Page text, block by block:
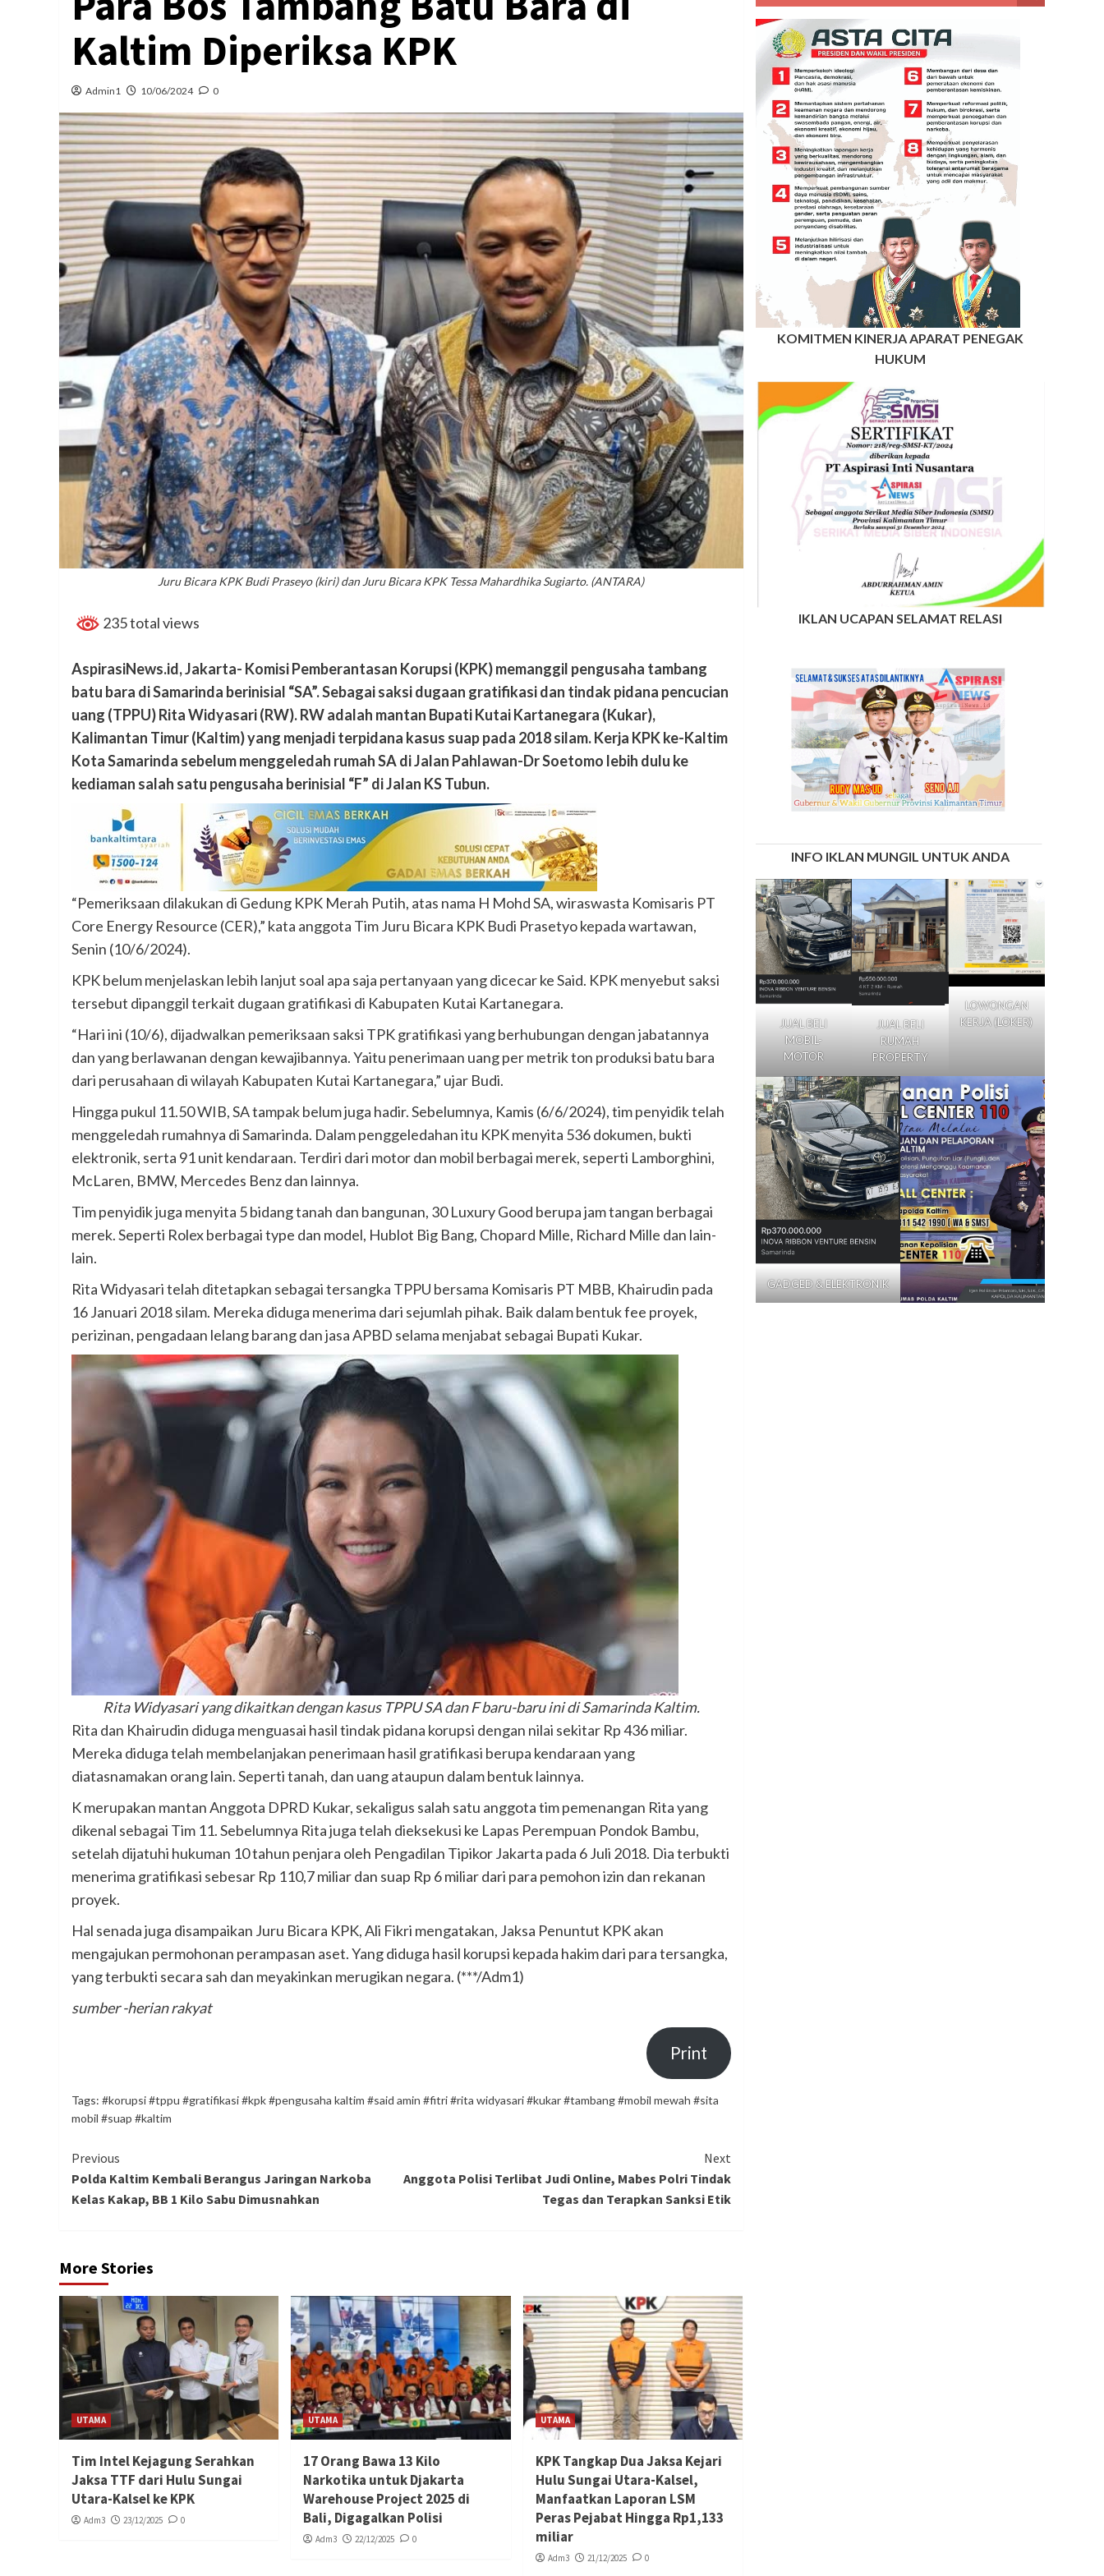
Kaltim Diperiksa KPK
Admin1 10/06/2024 0
Juru Bicara KPK Budi Praseyo (kiri) dan Juru Bicara KPK Tessa Mahardhika Sugiarto. (ANTARA)
235 total views
AspirasiNews.id, Jakarta- Komisi Pemberantasan Korupsi (KPK) memanggil pengusaha tambang
batu bara di Samarinda berinisial “SA”. Sebagai saksi dugaan gratifikasi dan tindak pidana pencucian
uang (TPPU) Rita Widyasari (RW). RW adalah mantan Bupati Kutai Kartanegara (Kukar),
Kalimantan Timur (Kaltim) yang menjadi terpidana kasus suap pada 2018 silam.Kerja KPK ke-Kaltim
Kota Samarinda sebelum menggeledah rumah SA di Jalan Pahlawan-Dr Soetomo lebih dulu ke
kediaman salah satu pengusaha berinisial “F” di Jalan KS Tubun.
“Pemeriksaan dilakukan di Gedung KPK Merah Putih, atas nama H Mohd SA, wiraswasta Komisaris PT
Core Energy Resource (CER),” kata anggota Tim Juru Bicara KPK Budi Prasetyo kepada wartawan,
Senin (10/6/2024).
KPK belum menjelaskan lebih lanjut soal apa saja pertanyaan yang dicecar ke Said. KPK menyebut saksi
tersebut dipanggil terkait dugaan gratifikasi di Kabupaten Kutai Kartanegara.
“Hari ini (10/6), dijadwalkan pemeriksaan saksi TPK gratifikasi yang berhubungan dengan jabatannya
dan yang berlawanan dengan kewajibannya. Yaitu penerimaan uang per metrik ton produksi batu bara
dari perusahaan di wilayah Kabupaten Kutai Kartanegara,” ujar Budi.
Hingga pukul 11.50 WIB, SA tampak belum juga hadir. Sebelumnya, Kamis (6/6/2024), tim penyidik telah
menggeledah rumahnya di Samarinda. Dalam penggeledahan itu KPK menyita 536 dokumen, bukti
elektronik, serta 91 unit kendaraan. Terdiri dari motor dan mobil berbagai merek, seperti Lamborghini,
McLaren, BMW, Mercedes Benz dan lainnya.
Tim penyidik juga menyita 5 bidang tanah dan bangunan, 30 Luxury Good berupa jam tangan berbagai
merek. Seperti Rolex berbagai type dan model, Hublot Big Bang, Chopard Mille, Richard Mille dan lain-
lain.
Rita Widyasari telah ditetapkan sebagai tersangka TPPU bersama Komisaris PT MBB, Khairudin pada
16 Januari 2018 silam. Mereka diduga menerima dari sejumlah pihak. Baik dalam bentuk fee proyek,
perizinan, pengadaan lelang barang dan jasa APBD selama menjabat sebagai Bupati Kukar.
Rita Widyasari yang dikaitkan dengan kasus TPPU SA dan F baru-baru ini di Samarinda Kaltim.
Rita dan Khairudin diduga menguasai hasil tindak pidana korupsi dengan nilai sekitar Rp 436 miliar.
Mereka diduga telah membelanjakan penerimaan hasil gratifikasi berupa kendaraan yang
diatasnamakan orang lain. Seperti tanah, dan uang ataupun dalam bentuk lainnya.
K merupakan mantan Anggota DPRD Kukar, sekaligus salah satu anggota tim pemenangan Rita yang
dikenal sebagai Tim 11. Sebelumnya Rita juga telah dieksekusi ke Lapas Perempuan Pondok Bambu,
setelah dijatuhi hukuman 10 tahun penjara oleh Pengadilan Tipikor Jakarta pada 6 Juli 2018. Dia terbukti
menerima gratifikasi sebesar Rp 110,7 miliar dan suap Rp 6 miliar dari para pemohon izin dan rekanan
proyek.
Hal senada juga disampaikan Juru Bicara KPK, Ali Fikri mengatakan, Jaksa Penuntut KPK akan
mengajukan permohonan perampasan aset. Yang diduga hasil korupsi kepada hakim dari para tersangka,
yang terbukti secara sah dan meyakinkan merugikan negara. (***/Adm1)
sumber -herian rakyat
Print
Tags: #korupsi #tppu #gratifikasi #kpk #pengusaha kaltim #said amin #fitri #rita widyasari #kukar #tambang #mobil mewah #sita
mobil #suap #kaltim
Continue
Reading
Previous
Polda Kaltim Kembali Berangus Jaringan Narkoba
Kelas Kakap, BB 1 Kilo Sabu Dimusnahkan
Next
Anggota Polisi Terlibat Judi Online, Mabes Polri Tindak
Tegas dan Terapkan Sanksi Etik
More Stories
UTAMA
Tim Intel Kejagung Serahkan
Jaksa TTF dari Hulu Sungai
Utara-Kalsel ke KPK
Adm3 23/12/2025 0
UTAMA
17 Orang Bawa 13 Kilo
Narkotika untuk Djakarta
Warehouse Project 2025 di
Bali, Digagalkan Polisi
Adm3 22/12/2025 0
UTAMA
KPK Tangkap Dua Jaksa Kejari
Hulu Sungai Utara-Kalsel,
Manfaatkan Laporan LSM
Peras Pejabat Hingga Rp1,133
miliar
Adm3 21/12/2025 0
KOMITMEN KINERJA APARAT PENEGAK
HUKUM
IKLAN UCAPAN SELAMAT RELASI
INFO IKLAN MUNGIL UNTUK ANDA
JUAL BELI
MOBIL-
MOTOR
JUAL BELI
RUMAH
PROPERTY
LOWONGAN
KERJA (LOKER)
GADGED & ELEKTRONIK